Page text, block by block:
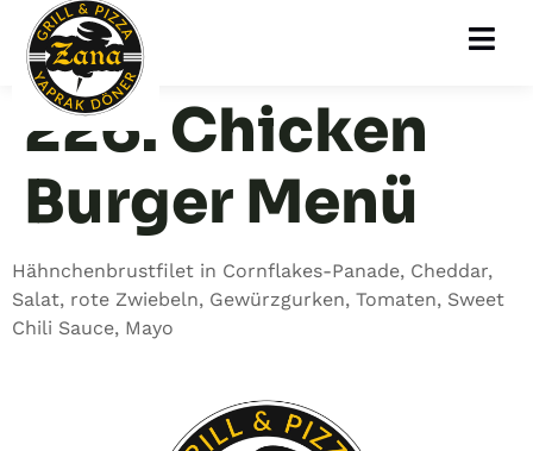
226. Chicken
Burger Menü
Hähnchenbrustfilet in Cornflakes-Panade, Cheddar,
Salat, rote Zwiebeln, Gewürzgurken, Tomaten, Sweet
Chili Sauce, Mayo